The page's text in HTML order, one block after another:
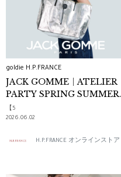
goldie H.P.FRANCE
JACK GOMME｜ATELIER
PARTY SPRING SUMMER
2026
【5
2026.06.02
H.P.FRANCE オンラインストア